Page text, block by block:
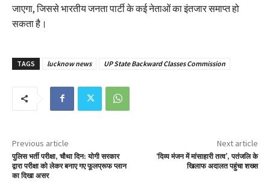
जाएगा, जिससे भारतीय जनता पार्टी के कई नेताओं का इंतजार समाप्त हो
सकता है।
TAGS lucknow news UP State Backward Classes Commission
Previous article
पुलिस भर्ती परीक्षा, चौथा दिन: योगी सरकार
द्वारा परीक्षा को लेकर बनाए गए फूलप्रूफ प्लान
का दिखा असर
Next article
‘दिव्य मंजन में मांसाहारी तत्व’, पतंजलि के
खिलाफ अदालत पहुंचा शख्स